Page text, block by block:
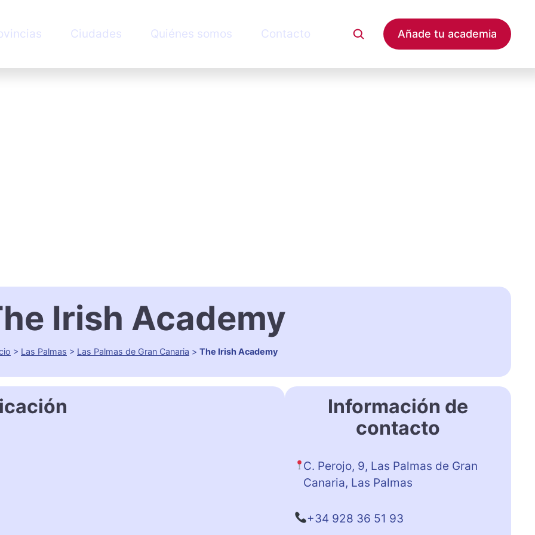
Ciudades Quiénes somos Contacto Añade tu academia
Irish Academy
> Las Palmas > Las Palmas de Gran Canaria > The Irish Academy
Información de
contacto
C. Perojo, 9, Las Palmas de Gran
Canaria, Las Palmas
+34 928 36 51 93